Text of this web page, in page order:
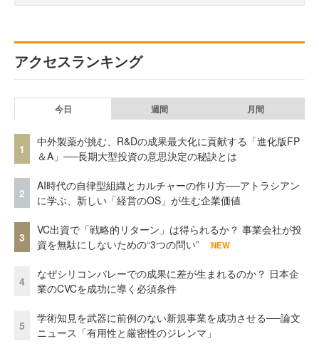
アクセスランキング
今日 週間 月間
1
中外製薬が挑む、R&Dの成果最大化に貢献する「進化版FP
＆A」──長期大型投資の意思決定の秘訣とは
2
AI時代の自律型組織とカルチャーの作り方──アトラシアン
に学ぶ、新しい「経営のOS」が生む企業価値
3
VC出資で「戦略的リターン」は得られるか？ 事業会社が投
資を無駄にしないための“3つの問い”
NEW
4
なぜシリコンバレーでの成果に差が生まれるのか？ 日本企
業のCVCを成功に導く必須条件
5
学術知見を武器に前例のない新規事業を成功させる──論文
ニュース「有用性と厳密性のジレンマ」